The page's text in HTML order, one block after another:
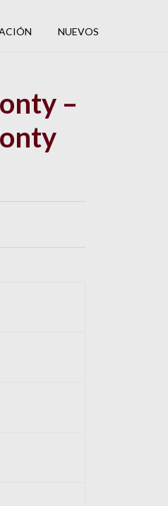
NUEVOS
–